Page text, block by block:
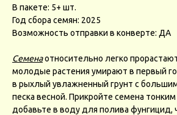
В пакете: 5+ шт.
Год сбора семян: 2025
Возможность отправки в конверте: ДА
Семенаотносительно легко
молодые растения умирают в первый
в рыхлый увлажненный грунт с
песка весной. Прикройте семена
добавьте в воду для полива фунгицид,